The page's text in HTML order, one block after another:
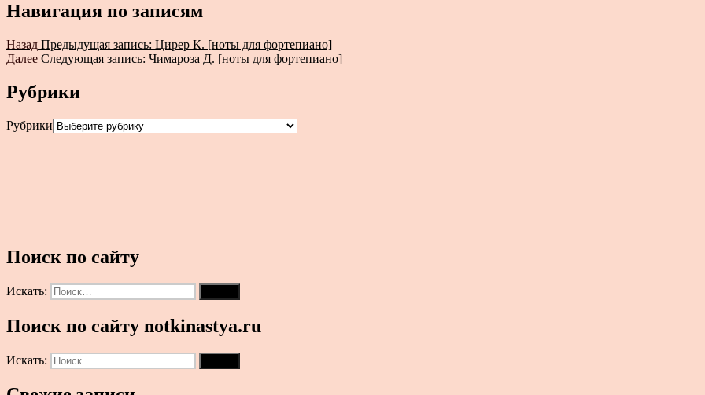
Навигация по записям
Назад Предыдущая запись: Цирер К. [ноты для фортепиано]
Далее Следующая запись: Чимароза Д. [ноты для фортепиано]
Рубрики
Рубрики
Поиск по сайту
Искать:
Поиск по сайту notkinastya.ru
Искать: